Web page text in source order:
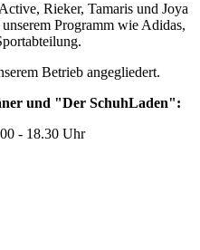
Rieker, Tamaris und Joya
Programm wie Adidas,
Betrieb angegliedert.
und "Der SchuhLaden":
- 18.30 Uhr